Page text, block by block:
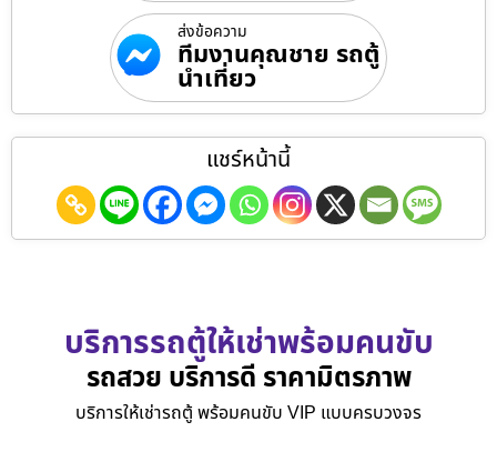
ส่งข้อความ
ทีมงานคุณชาย รถตู้
นำเที่ยว
แชร์หน้านี้
บริการรถตู้ให้เช่าพร้อมคนขับ
รถสวย บริการดี ราคามิตรภาพ
บริการให้เช่ารถตู้ พร้อมคนขับ VIP แบบครบวงจร